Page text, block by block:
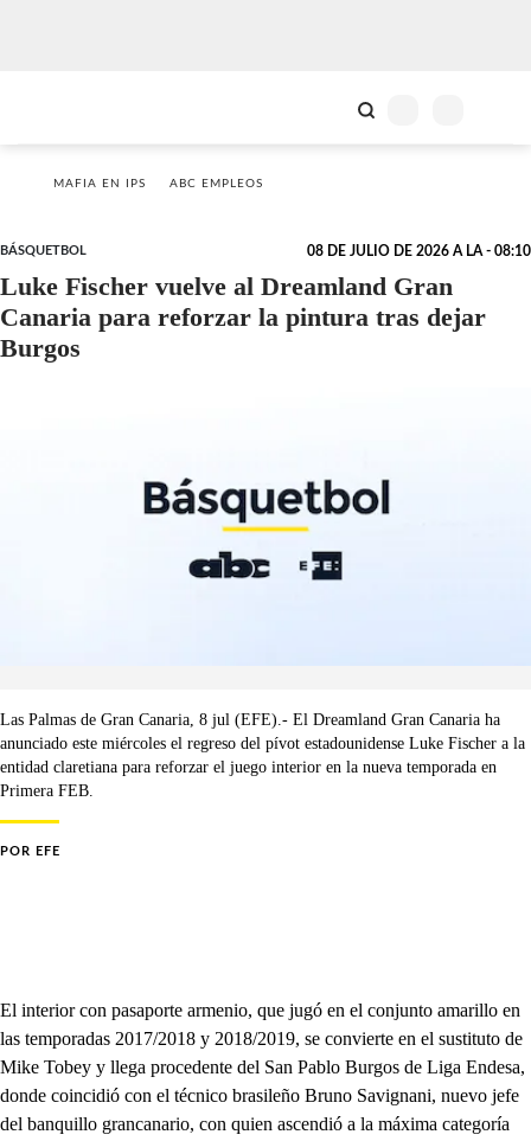
MAFIA EN IPS ABC EMPLEOS
BÁSQUETBOL 08 DE JULIO DE 2026 A LA - 08:10
Luke Fischer vuelve al Dreamland Gran
Canaria para reforzar la pintura tras dejar
Burgos
Las Palmas de Gran Canaria, 8 jul (EFE).- El Dreamland Gran Canaria ha
anunciado este miércoles el regreso del pívot estadounidense Luke Fischer a la
entidad claretiana para reforzar el juego interior en la nueva temporada en
Primera FEB.
POR EFE
El interior con pasaporte armenio, que jugó en el conjunto amarillo en
las temporadas 2017/2018 y 2018/2019, se convierte en el sustituto de
Mike Tobey y llega procedente del San Pablo Burgos de Liga Endesa,
donde coincidió con el técnico brasileño Bruno Savignani, nuevo jefe
del banquillo grancanario, con quien ascendió a la máxima categoría